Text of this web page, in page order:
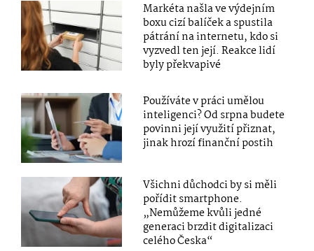
Markéta našla ve výdejním
boxu cizí balíček a spustila
pátrání na internetu, kdo si
vyzvedl ten její. Reakce lidí
byly překvapivé
Používáte v práci umělou
inteligenci? Od srpna budete
povinni její využití přiznat,
jinak hrozí finanční postih
Všichni důchodci by si měli
pořídit smartphone.
„Nemůžeme kvůli jedné
generaci brzdit digitalizaci
celého Česka“